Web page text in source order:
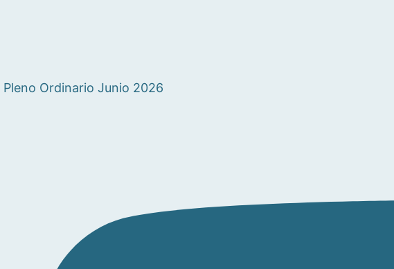
Pleno Ordinario Junio 2026